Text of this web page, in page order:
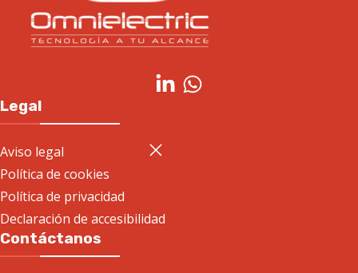
Legal
Aviso legal
Política de cookies
Política de privacidad
Declaración de accesibilidad
Contáctanos